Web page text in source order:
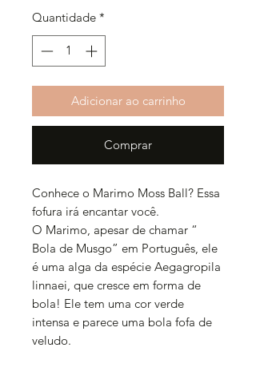
Quantidade *
Adicionar ao carrinho
Comprar
Conhece o Marimo Moss Ball? Essa
fofura irá encantar você.
O Marimo, apesar de chamar “
Bola de Musgo” em Português, ele
é uma alga da espécie Aegagropila
linnaei, que cresce em forma de
bola! Ele tem uma cor verde
intensa e parece uma bola fofa de
veludo.